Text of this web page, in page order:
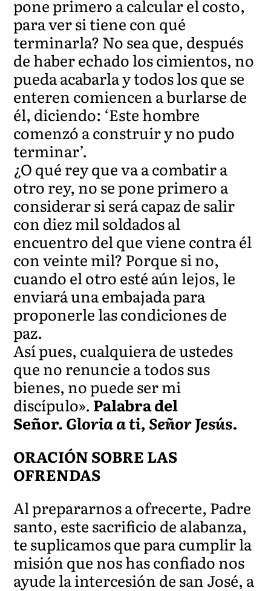
pone primero a calcular el costo,
para ver si tiene con qué
terminarla? No sea que, después
de haber echado los cimientos, no
pueda acabarla y todos los que se
enteren comiencen a burlarse de
él, diciendo: ‘Este hombre
comenzó a construir y no pudo
terminar’.
¿O qué rey que va a combatir a
otro rey, no se pone primero a
considerar si será capaz de salir
con diez mil soldados al
encuentro del que viene contra él
con veinte mil? Porque si no,
cuando el otro esté aún lejos, le
enviará una embajada para
proponerle las condiciones de
paz.
Así pues, cualquiera de ustedes
que no renuncie a todos sus
bienes, no puede ser mi
discípulo». Palabra del
Señor.Gloria a ti, Señor Jesús.
ORACIÓN SOBRE LAS
OFRENDAS
Al prepararnos a ofrecerte, Padre
santo, este sacrificio de alabanza,
te suplicamos que para cumplir la
misión que nos has confiado nos
ayude la intercesión de san José, a